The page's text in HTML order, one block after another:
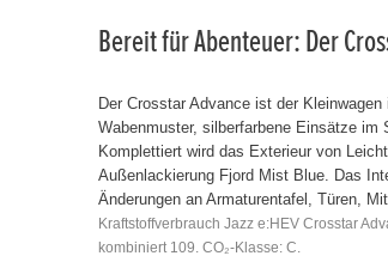
Bereit für Abenteuer: Der
Der Crosstar Advance ist der
Wabenmuster, silberfarbene Einsätze
Komplettiert wird das Exterieur von
Außenlackierung Fjord Mist Blue. Das
Änderungen an Armaturentafel, Türen,
Kraftstoffverbrauch Jazz e:HEV Crosstar
kombiniert 109. CO₂-Klasse: C.